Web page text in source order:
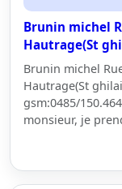
Brunin michel
Hautrage(St
Brunin michel
Hautrage(St
gsm:0485/
monsieur, je